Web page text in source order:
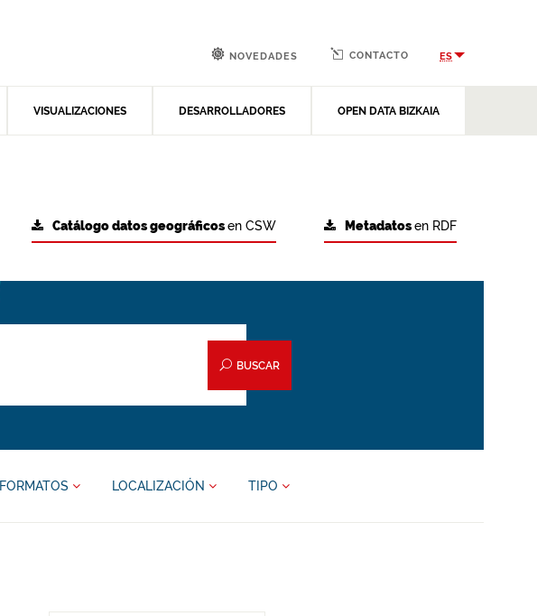
VISUALIZACIONES DESARROLLADORES OPEN DATA BIZKAIA
NOVEDADES CONTACTO ES
Metadatosen RDF
Catálogo datos geográficosen CSW
BUSCAR
FORMATOS LOCALIZACIÓN TIPO